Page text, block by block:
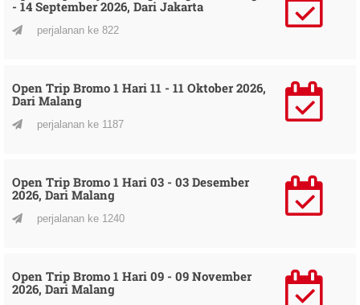
- 14 September 2026, Dari Jakarta
perjalanan ke 822
Open Trip Bromo 1 Hari 11 - 11 Oktober 2026,
Dari Malang
perjalanan ke 1187
Open Trip Bromo 1 Hari 03 - 03 Desember
2026, Dari Malang
perjalanan ke 1240
Open Trip Bromo 1 Hari 09 - 09 November
2026, Dari Malang